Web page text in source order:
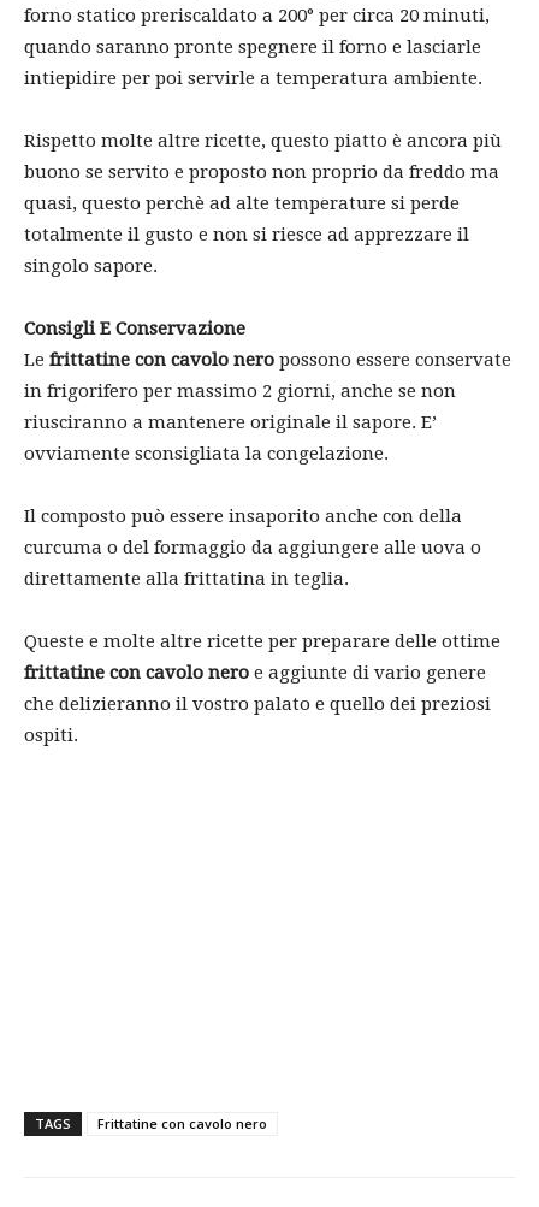
forno statico preriscaldato a 200° per circa 20 minuti,
quando saranno pronte spegnere il forno e lasciarle
intiepidire per poi servirle a temperatura ambiente.
Rispetto molte altre ricette, questo piatto è ancora più
buono se servito e proposto non proprio da freddo ma
quasi, questo perchè ad alte temperature si perde
totalmente il gusto e non si riesce ad apprezzare il
singolo sapore.
Consigli E Conservazione
Le frittatine con cavolo nero possono essere conservate
in frigorifero per massimo 2 giorni, anche se non
riusciranno a mantenere originale il sapore. E’
ovviamente sconsigliata la congelazione.
Il composto può essere insaporito anche con della
curcuma o del formaggio da aggiungere alle uova o
direttamente alla frittatina in teglia.
Queste e molte altre ricette per preparare delle ottime
frittatine con cavolo nero e aggiunte di vario genere
che delizieranno il vostro palato e quello dei preziosi
ospiti.
TAGS Frittatine con cavolo nero